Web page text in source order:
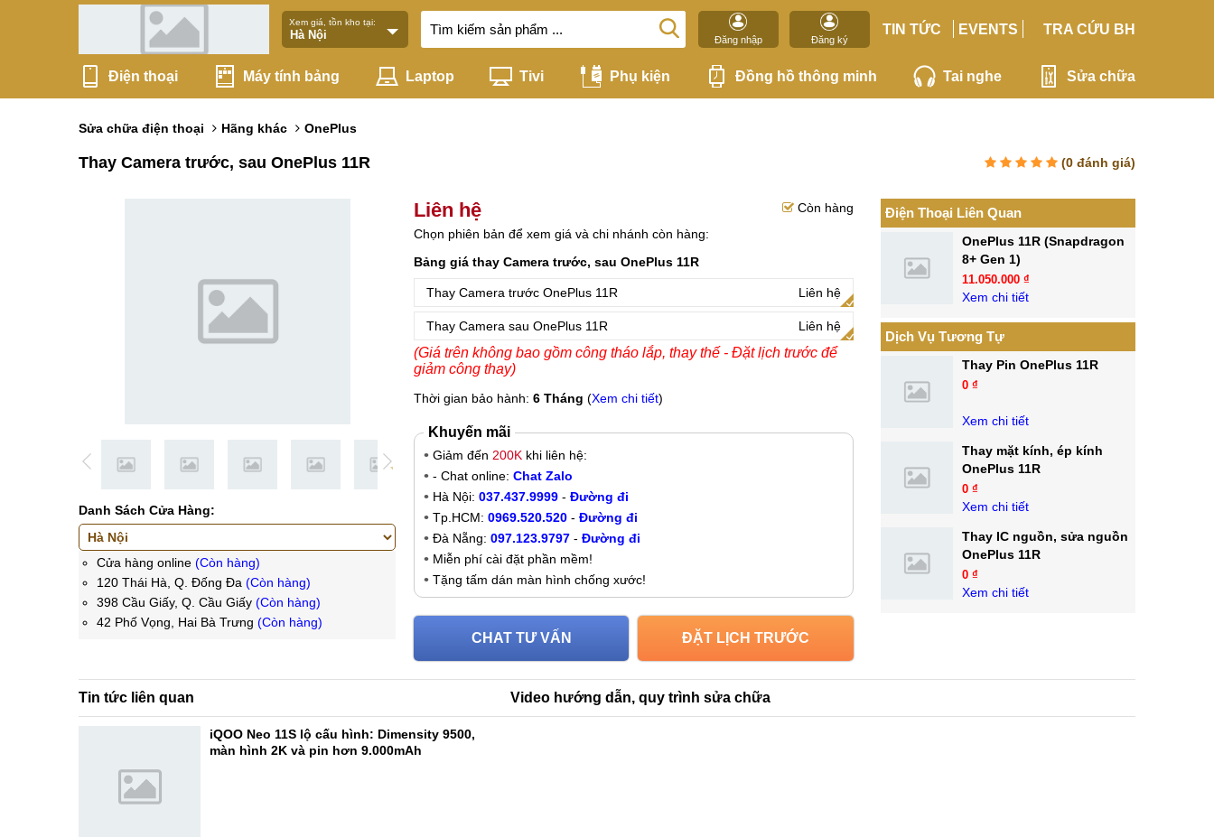
Xem giá, tồn kho tại:
Đăng nhập Đăng ký
TIN TỨC EVENTS TRA CỨU BH
Điện thoại Máy tính bảng Laptop Tivi Phụ kiện Đồng hồ thông minh Tai nghe Sửa chữa
Sửa chữa điện thoại Hãng khác OnePlus
Thay Camera trước, sau OnePlus 11R (0 đánh giá)
Danh Sách Cửa Hàng:
Cửa hàng online (Còn hàng)
120 Thái Hà, Q. Đống Đa (Còn hàng)
398 Cầu Giấy, Q. Cầu Giấy (Còn hàng)
42 Phố Vọng, Hai Bà Trưng (Còn hàng)
Liên hệ
Còn hàng
Chọn phiên bản để xem giá và chi nhánh còn hàng:
Bảng giá thay Camera trước, sau OnePlus 11R
Thay Camera trước OnePlus 11R Liên hệ
Thay Camera sau OnePlus 11R Liên hệ
(Giá trên không bao gồm công tháo lắp, thay thế - Đặt lịch trước để
giảm công thay)
Thời gian bảo hành: 6 Tháng (Xem chi tiết)
Khuyến mãi
Giảm đến 200K khi liên hệ:
- Chat online: Chat Zalo
Hà Nội: 037.437.9999 - Đường đi
Tp.HCM: 0969.520.520 - Đường đi
Đà Nẵng: 097.123.9797 - Đường đi
Miễn phí cài đặt phần mềm!
Tặng tấm dán màn hình chống xước!
CHAT TƯ VẤN ĐẶT LỊCH TRƯỚC
Điện Thoại Liên Quan
OnePlus 11R (Snapdragon
8+ Gen 1)
11.050.000 ₫
Xem chi tiết
Dịch Vụ Tương Tự
Thay Pin OnePlus 11R
0 ₫
Xem chi tiết
Thay mặt kính, ép kính
OnePlus 11R
0 ₫
Xem chi tiết
Thay IC nguồn, sửa nguồn
OnePlus 11R
0 ₫
Xem chi tiết
Tin tức liên quan
iQOO Neo 11S lộ cấu hình: Dimensity 9500,
màn hình 2K và pin hơn 9.000mAh
Video hướng dẫn, quy trình sửa chữa